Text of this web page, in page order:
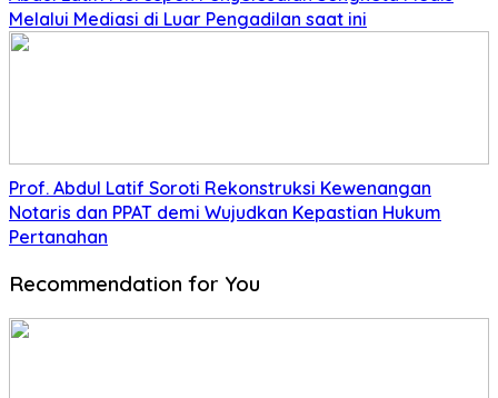
Melalui Mediasi di Luar Pengadilan saat ini
Prof. Abdul Latif Soroti Rekonstruksi Kewenangan
Notaris dan PPAT demi Wujudkan Kepastian Hukum
Pertanahan
Recommendation for You